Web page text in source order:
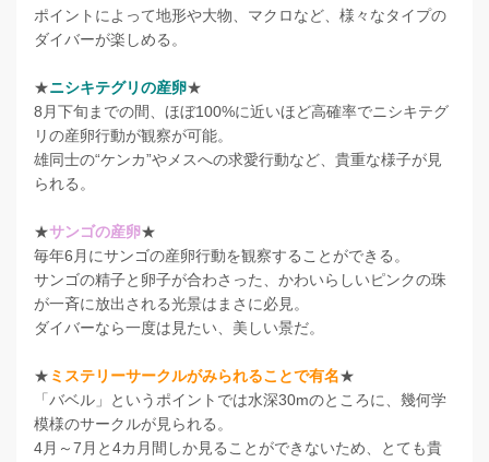
ポイントによって地形や大物、マクロなど、様々なタイプの
ダイバーが楽しめる。
★ニシキテグリの産卵★
8月下旬までの間、ほぼ100%に近いほど高確率でニシキテグ
リの産卵行動が観察が可能。
雄同士の“ケンカ”やメスへの求愛行動など、貴重な様子が見
られる。
★サンゴの産卵★
毎年6月にサンゴの産卵行動を観察することができる。
サンゴの精子と卵子が合わさった、かわいらしいピンクの珠
が一斉に放出される光景はまさに必見。
ダイバーなら一度は見たい、美しい景だ。
★ ミステリーサークルがみられることで有名★
「バベル」というポイントでは水深30mのところに、幾何学
模様のサークルが見られる。
4月～7月と4カ月間しか見ることができないため、とても貴